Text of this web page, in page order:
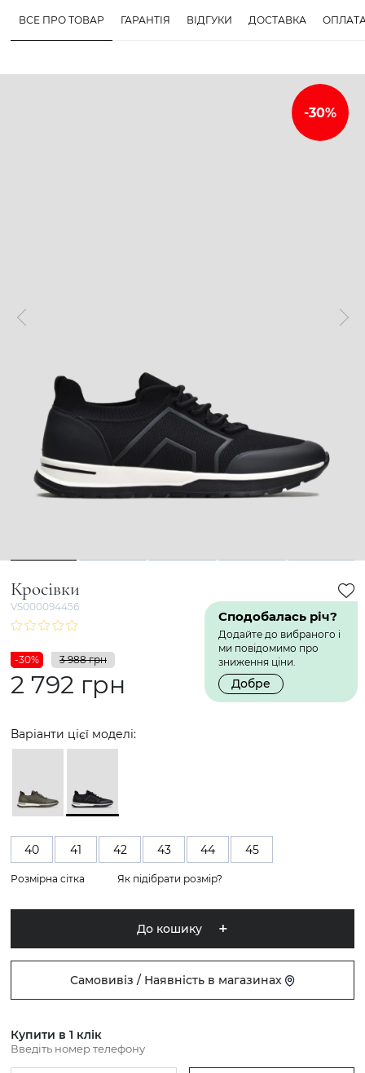
ВСЕ ПРО ТОВАР ГАРАНТІЯ ВІДГУКИ ДОСТАВКА
1 2 3 4 5
Кросівки
VS000094456
Сподобалась річ?
Додайте до вибраного і
ми повідомимо про
зниження ціни.
Добре
-30% 3 988 грн
2 792 грн
Варіанти цієї моделі:
40 41 42 43 44 45
Розмірна сітка Як підібрати розмір?
До кошику
Самовивіз / Наявність в магазинах
Купити в 1 клік
Введіть номер телефону